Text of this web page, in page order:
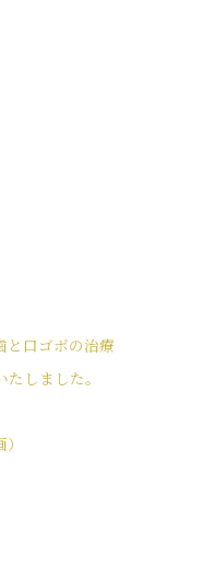
と口ゴボの治療
しました。